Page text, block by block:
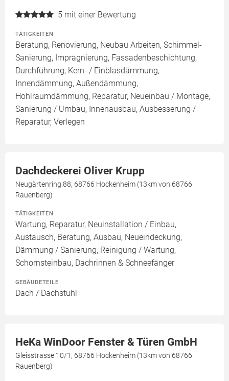
5 mit einer Bewertung
TÄTIGKEITEN
Beratung, Renovierung, Neubau Arbeiten, Schimmel-
Sanierung, Imprägnierung, Fassadenbeschichtung,
Durchführung, Kern- / Einblasdämmung,
Innendämmung, Außendämmung,
Hohlraumdämmung, Reparatur, Neueinbau / Montage,
Sanierung / Umbau, Innenausbau, Ausbesserung /
Reparatur, Verlegen
Dachdeckerei Oliver Krupp
Neugärtenring.88, 68766 Hockenheim (13km von 68766
Rauenberg)
TÄTIGKEITEN
Wartung, Reparatur, Neuinstallation / Einbau,
Austausch, Beratung, Ausbau, Neueindeckung,
Dämmung / Sanierung, Reinigung / Wartung,
Schornsteinbau, Dachrinnen & Schneefänger
GEBÄUDETEILE
Dach / Dachstuhl
HeKa WinDoor Fenster & Türen GmbH
Gleisstrasse 10/1, 68766 Hockenheim (13km von 68766
Rauenberg)